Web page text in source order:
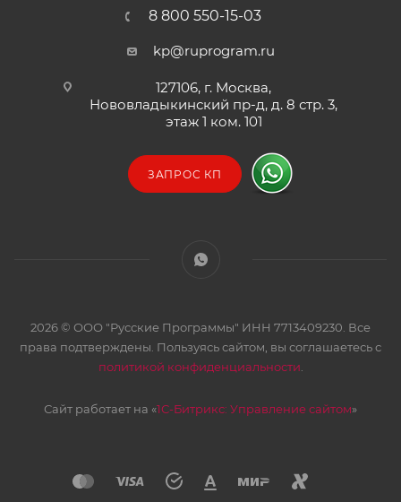
8 800 550-15-03
kp@ruprogram.ru
127106, г. Москва,
Нововладыкинский пр-д, д. 8 стр. 3,
этаж 1 ком. 101
ЗАПРОС КП
2026 © ООО "Русские Программы" ИНН 7713409230. Все
права подтверждены. Пользуясь сайтом, вы соглашаетесь с
политикой конфиденциальности
Сайт работает на «1С-Битрикс: Управление сайтом»